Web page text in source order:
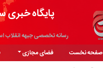
پایگاه خبری
رسانه تخصصی جبهه انقلاب
صفحه نخست فضای مجازی